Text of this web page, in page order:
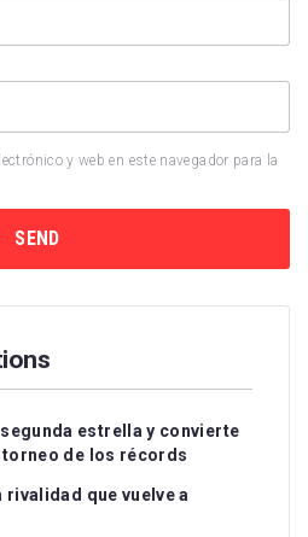
y web en este navegador para la
estrella y convierte
torneo de los récords
rivalidad que vuelve a